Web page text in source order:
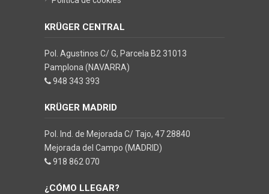
KRÜGER CENTRAL
Pol. Agustinos C/ G, Parcela B2 31013
Pamplona (NAVARRA)
948 343 393
KRÜGER MADRID
Pol. Ind. de Mejorada C/ Tajo, 47 28840
Mejorada del Campo (MADRID)
918 862 070
¿CÓMO LLEGAR?